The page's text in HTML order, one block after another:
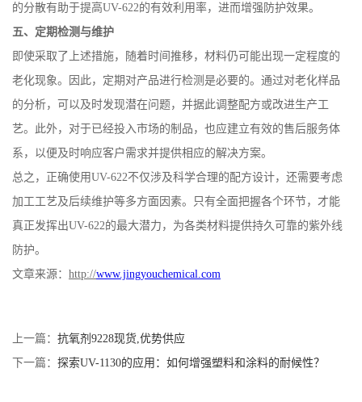
的分散有助于提高UV-622的有效利用率，进而增强防护效果。
五、定期检测与维护
即使采取了上述措施，随着时间推移，材料仍可能出现一定程度的
老化现象。因此，定期对产品进行检测是必要的。通过对老化样品
的分析，可以及时发现潜在问题，并据此调整配方或改进生产工
艺。此外，对于已经投入市场的制品，也应建立有效的售后服务体
系，以便及时响应客户需求并提供相应的解决方案。
总之，正确使用UV-622不仅涉及科学合理的配方设计，还需要考虑
加工工艺及后续维护等多方面因素。只有全面把握各个环节，才能
真正发挥出UV-622的最大潜力，为各类材料提供持久可靠的紫外线
防护。
文章来源： http://www.jingyouchemical.com
上一篇： 抗氧剂9228现货,优势供应
下一篇： 探索UV-1130的应用：如何增强塑料和涂料的耐候性？